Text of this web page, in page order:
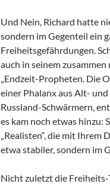
Und Nein, Richard hatte
sondern im Gegenteil ein
Freiheitsgefährdungen.
auch in seinem
„Endzeit-Propheten. Die
einer Phalanx aus Alt-
Russland-Schwärmern,
es kam noch etwas hinzu:
„Realisten“, die mit
etwa stabiler, sondern im
Nicht zuletzt die